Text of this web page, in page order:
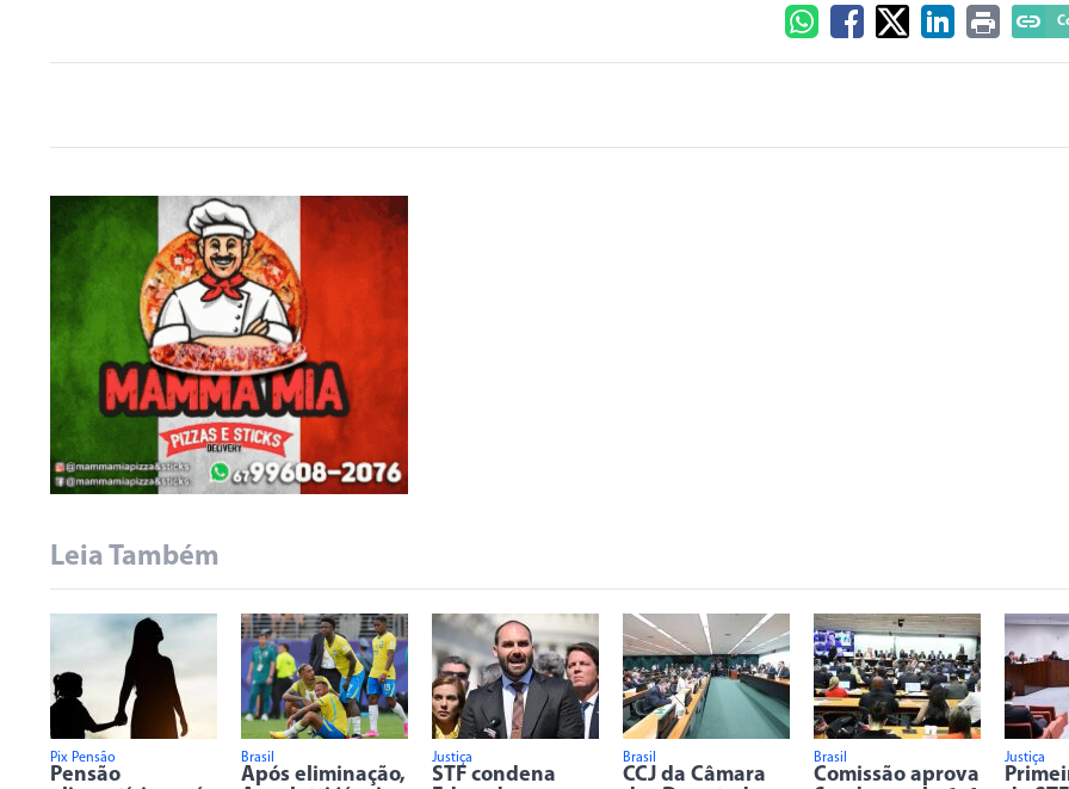
Leia Também
Pix Pensão
Pensão
Brasil
Após eliminação,
Justiça
STF condena
Brasil
CCJ da Câmara
Brasil
Comissão aprova
Justiça